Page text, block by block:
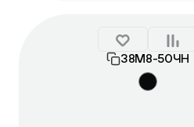
38М8-50ЧН